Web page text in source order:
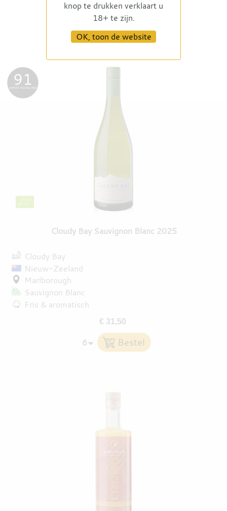
Cloudy Bay Sauvignon Blanc 2025
91
JAMES SUCKLING
Cloudy Bay
Nieuw-Zeeland
Marlborough
Sauvignon Blanc
Fris & aromatisch
€ 31,50
knop te drukken verklaart u
18+ te zijn.
OK, toon de website